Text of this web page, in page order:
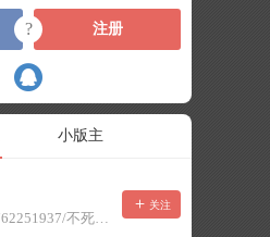
? 注册
小版主
无限恐怖762251937/不死者末日1080207504
关注